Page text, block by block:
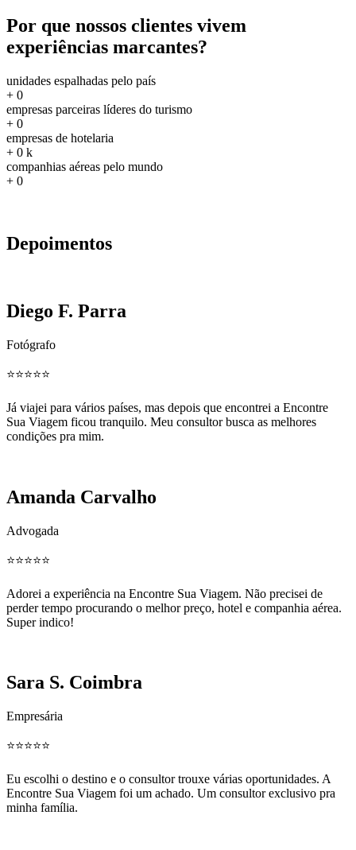
Por que nossos clientes vivem
experiências marcantes?
unidades espalhadas pelo país
+ 0
empresas parceiras líderes do turismo
+ 0
empresas de hotelaria
+ 0 k
companhias aéreas pelo mundo
+ 0
Depoimentos
Diego F. Parra
Fotógrafo
⭐️⭐️⭐️⭐️⭐️
Já viajei para vários países, mas depois que encontrei a Encontre
Sua Viagem ficou tranquilo. Meu consultor busca as melhores
condições pra mim.
Amanda Carvalho
Advogada
⭐️⭐️⭐️⭐️⭐️
Adorei a experiência na Encontre Sua Viagem. Não precisei de
perder tempo procurando o melhor preço, hotel e companhia aérea.
Super indico!
Sara S. Coimbra
Empresária
⭐️⭐️⭐️⭐️⭐️
Eu escolhi o destino e o consultor trouxe várias oportunidades. A
Encontre Sua Viagem foi um achado. Um consultor exclusivo pra
minha família.